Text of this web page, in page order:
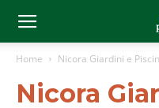
Home Nicora Giardini e
Nicora